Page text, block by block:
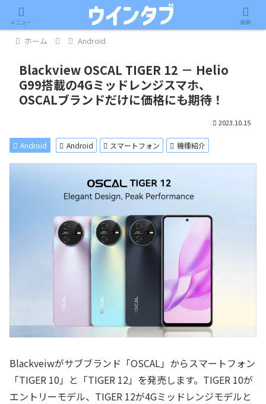
記事内に広告が含まれています。
ホーム Android
Blackview OSCAL TIGER 12 － Helio
G99搭載の4Gミッドレンジスマホ、
OSCALブランドだけに価格にも期待！
2023.10.15
Android Android スマートフォン 機種紹介
Blackveiwがサブブランド「OSCAL」からスマートフォン
「TIGER 10」と「TIGER 12」を発売します。TIGER 10が
エントリーモデル、TIGER 12が4Gミッドレンジモデルと
メニュー 検索